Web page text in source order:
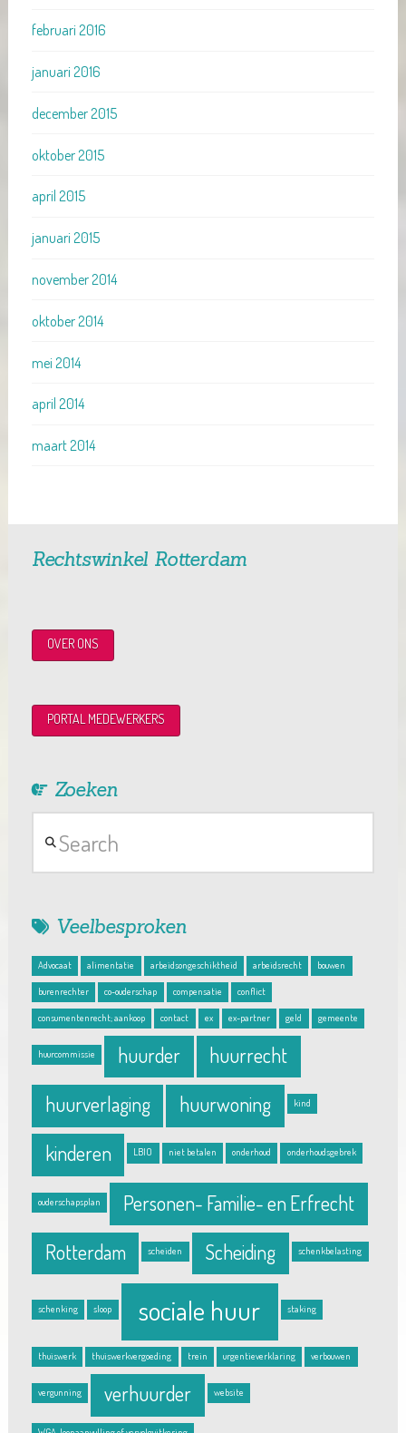
februari 2016
januari 2016
december 2015
oktober 2015
april 2015
januari 2015
november 2014
oktober 2014
mei 2014
april 2014
maart 2014
Rechtswinkel Rotterdam
OVER ONS
PORTAL MEDEWERKERS
Zoeken
Veelbesproken
Advocaat alimentatie arbeidsongeschiktheid arbeidsrecht bouwen
burenrechter co-ouderschap compensatie conflict
consumentenrecht; aankoop contact ex ex-partner geld gemeente
huurcommissie huurder huurrecht
huurverlaging huurwoning kind
kinderen LBIO niet betalen onderhoud onderhoudsgebrek
ouderschapsplan Personen- Familie- en Erfrecht
Rotterdam scheiden Scheiding schenkbelasting
schenking sloop sociale huur staking
thuiswerk thuiswerkvergoeding trein urgentieverklaring verbouwen
vergunning verhuurder website